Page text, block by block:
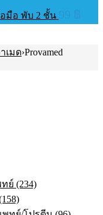
อมือ พับ 2 ชั้น
เมด›Provamed
ย์ (234)